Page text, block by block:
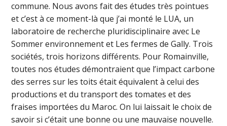
commune. Nous avons fait des études très pointues
et c’est à ce moment-là que j’ai monté le LUA, un
laboratoire de recherche pluridisciplinaire avec Le
Sommer environnement et Les fermes de Gally. Trois
sociétés, trois horizons différents. Pour Romainville,
toutes nos études démontraient que l’impact carbone
des serres sur les toits était équivalent à celui des
productions et du transport des tomates et des
fraises importées du Maroc. On lui laissait le choix de
savoir si c’était une bonne ou une mauvaise nouvelle.